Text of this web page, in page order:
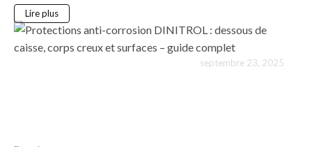
Lire plus
septembre 23, 2025